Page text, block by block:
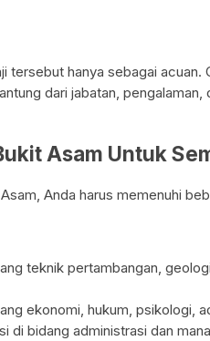
tersebut hanya sebagai acuan.
dari jabatan, pengalaman,
Asam Untuk
Anda harus memenuhi
teknik pertambangan,
ekonomi, hukum, psikologi,
di bidang administrasi dan